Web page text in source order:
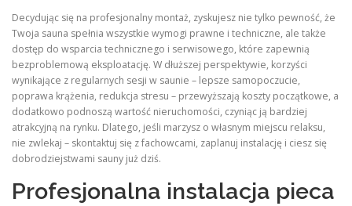
Decydując się na profesjonalny montaż, zyskujesz nie tylko pewność, że
Twoja sauna spełnia wszystkie wymogi prawne i techniczne, ale także
dostęp do wsparcia technicznego i serwisowego, które zapewnią
bezproblemową eksploatację. W dłuższej perspektywie, korzyści
wynikające z regularnych sesji w saunie – lepsze samopoczucie,
poprawa krążenia, redukcja stresu – przewyższają koszty początkowe, a
dodatkowo podnoszą wartość nieruchomości, czyniąc ją bardziej
atrakcyjną na rynku. Dlatego, jeśli marzysz o własnym miejscu relaksu,
nie zwlekaj – skontaktuj się z fachowcami, zaplanuj instalację i ciesz się
dobrodziejstwami sauny już dziś.
Profesjonalna instalacja pieca